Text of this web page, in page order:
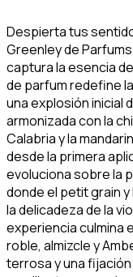
Despierta tus
Greenley de
captura la esencia
de parfum redefine
una explosión inicial
armonizada con la
Calabria y la
desde la primera
evoluciona sobre la
donde el petit grain
la delicadeza de la
experiencia culmina
roble, almizcle y
terrosa y una